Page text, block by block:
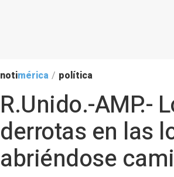
notimérica / política
R.Unido.-AMP.-
derrotas en las
abriéndose